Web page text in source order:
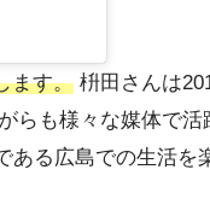
ます。 枡田さんは
らも様々な媒体で活
ある広島での生活を